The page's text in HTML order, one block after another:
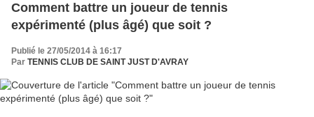
Comment battre un joueur de tennis
expérimenté (plus âgé) que soit ?
Publié le 27/05/2014 à 16:17
Par TENNIS CLUB DE SAINT JUST D'AVRAY